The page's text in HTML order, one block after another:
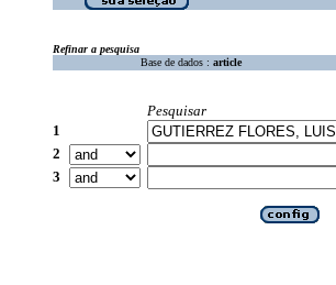
Refinar a pesquisa
Base de dados : article
Pesquisar
1
2
3